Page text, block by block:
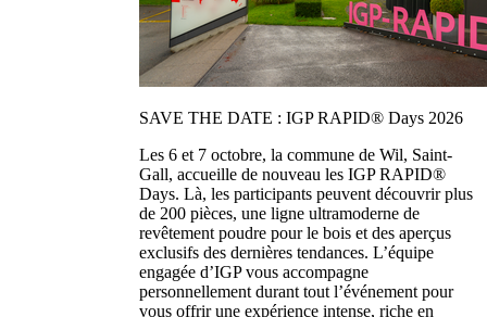
SAVE THE DATE : IGP RAPID® Days 2026
Les 6 et 7 octobre, la commune de Wil, Saint-
Gall, accueille de nouveau les IGP RAPID®
Days. Là, les participants peuvent découvrir plus
de 200 pièces, une ligne ultramoderne de
revêtement poudre pour le bois et des aperçus
exclusifs des dernières tendances. L’équipe
engagée d’IGP vous accompagne
personnellement durant tout l’événement pour
vous offrir une expérience intense, riche en